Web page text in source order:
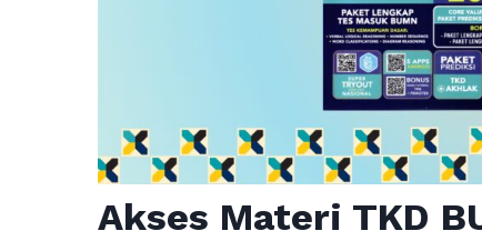
Akses Materi TKD